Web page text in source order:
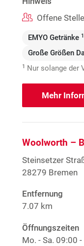
Offene
EMYO Getränke 1
Große Größen
1 Nur solange der
Mehr
Woolworth –
Steinsetzer
28279 Bremen
Entfernung
7.07 km
Öffnungszeiten
Mo. - Sa. 09:00